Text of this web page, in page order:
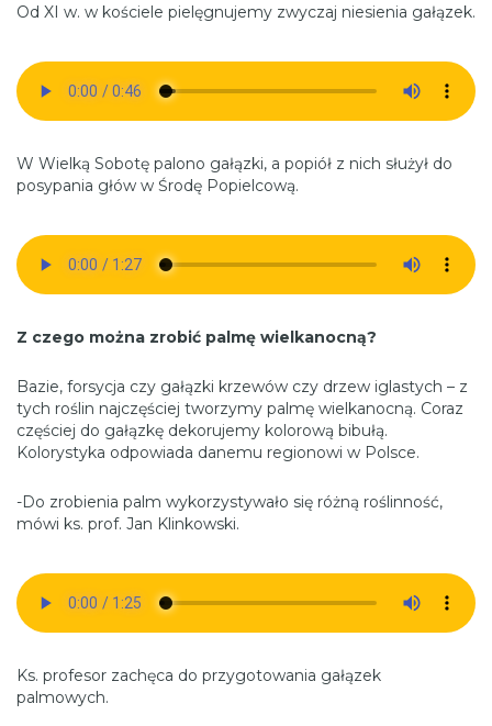
Od XI w. w kościele pielęgnujemy zwyczaj niesienia gałązek.
W Wielką Sobotę palono gałązki, a popiół z nich służył do
posypania głów w Środę Popielcową.
Z czego można zrobić palmę wielkanocną?
Bazie, forsycja czy gałązki krzewów czy drzew iglastych – z
tych roślin najczęściej tworzymy palmę wielkanocną. Coraz
częściej do gałązkę dekorujemy kolorową bibułą.
Kolorystyka odpowiada danemu regionowi w Polsce.
-Do zrobienia palm wykorzystywało się różną roślinność,
mówi ks. prof. Jan Klinkowski.
Ks. profesor zachęca do przygotowania gałązek
palmowych.